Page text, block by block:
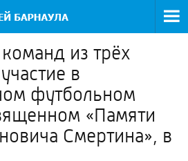
из трёх
в
футбольном
«Памяти
Смертина», в